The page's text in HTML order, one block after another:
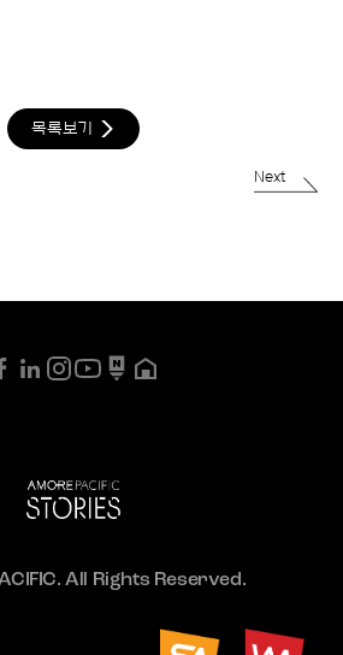
목록보기
Next
All Rights Reserved.